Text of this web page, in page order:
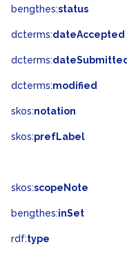
bengthes:status
dcterms:dateAccepted
dcterms:dateSubmitted
dcterms:modified
skos:notation
skos:prefLabel
skos:scopeNote
bengthes:inSet
rdf:type